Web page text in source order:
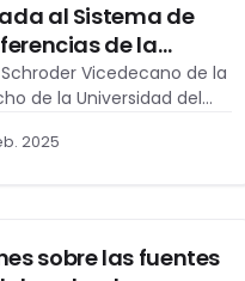
al Sistema de
de la
del
Vicedecano de la
de la Universidad del
2025
sobre las fuentes